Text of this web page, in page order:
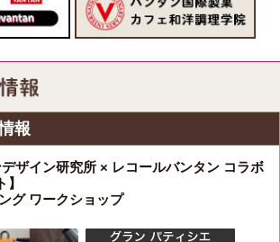
報
デザイン研究所 × レコールバンタン コラボ
グ ワークショップ